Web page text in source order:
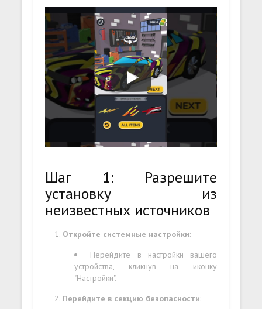
Шаг 1: Разрешите
установку из
неизвестных источников
Откройте системные настройки:
Перейдите в настройки вашего
устройства, кликнув на иконку
"Настройки".
Перейдите в секцию безопасности: